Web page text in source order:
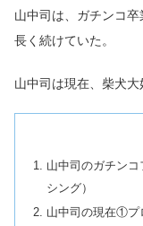
山中司は、ガチンコ
長く続けていた。
山中司は現在、柴犬
山中司のガチン
シング）
山中司の現在①プ